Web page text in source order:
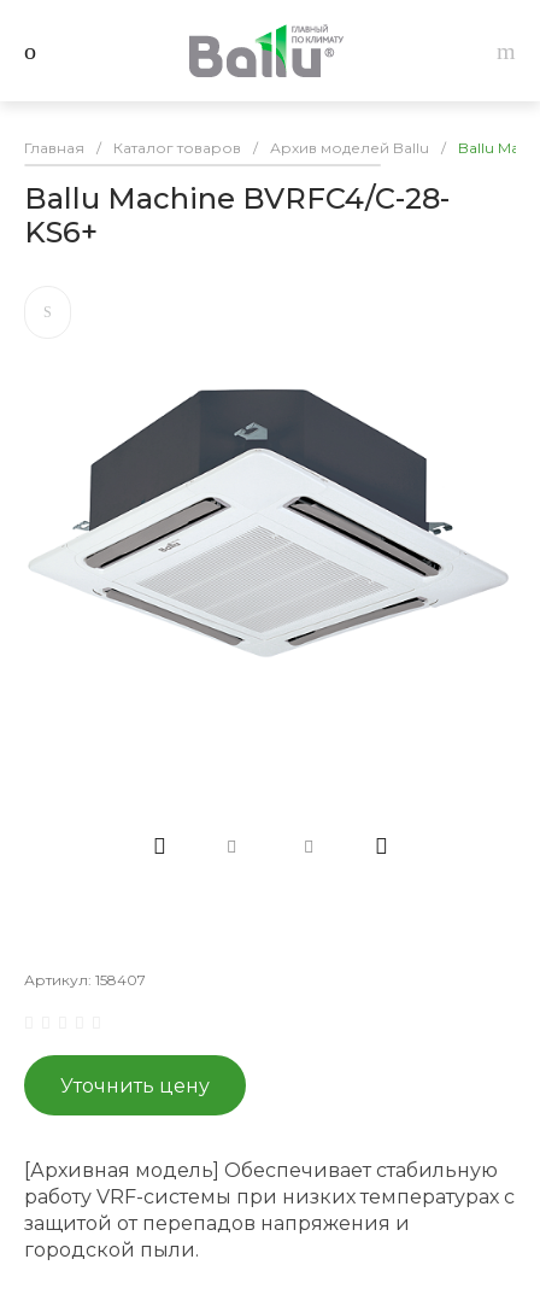
Главная / Каталог товаров / Архив моделей Ballu / Ballu
Ballu Machine BVRFC4/С-28-
KS6+
Артикул: 158407
Уточнить цену
[Архивная модель] Обеспечивает стабильную
работу VRF-системы при низких температурах с
защитой от перепадов напряжения и
городской пыли.